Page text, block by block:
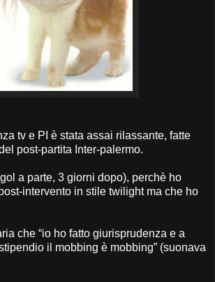
tv e PI è stata assai rilassante, fatte
post-partita Inter-palermo.
a parte, 3 giorni dopo), perchè ho
intervento in stile twilight ma che ho
che “io ho fatto giurisprudenza e a
il mobbing è mobbing” (suonava